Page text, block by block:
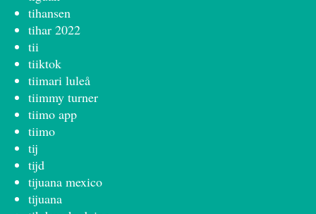
tihansen
tihar 2022
tii
tiiktok
tiimari luleå
tiimmy turner
tiimo app
tiimo
tij
tijd
tijuana mexico
tijuana